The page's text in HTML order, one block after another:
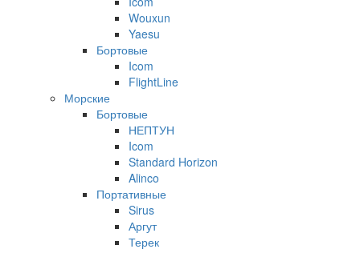
Wouxun
Yaesu
Бортовые
Icom
FlightLine
Морские
Бортовые
НЕПТУН
Icom
Standard Horizon
Alinco
Портативные
Sirus
Аргут
Терек